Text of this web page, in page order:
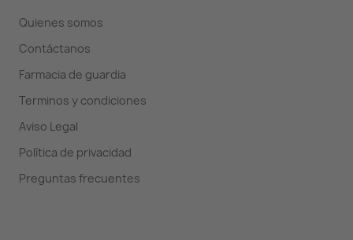
Quienes somos
Contáctanos
Farmacia de guardia
Terminos y condiciones
Aviso Legal
Política de privacidad
Preguntas frecuentes